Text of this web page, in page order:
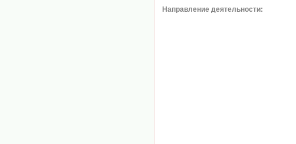
Направление деятельности: